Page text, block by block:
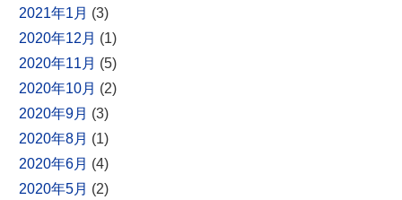
2021年1月 (3)
2020年12月 (1)
2020年11月 (5)
2020年10月 (2)
2020年9月 (3)
2020年8月 (1)
2020年6月 (4)
2020年5月 (2)